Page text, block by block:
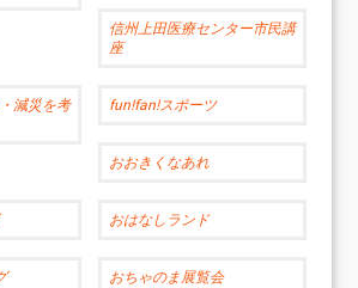
信州上田医療センター市民講
座
減災を考
fun!fan!スポーツ
おおきくなあれ
おはなしランド
おちゃのま展覧会